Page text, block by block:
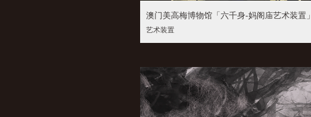
澳门美高梅博物馆「六千身-妈阁庙艺术装置」
艺术装置